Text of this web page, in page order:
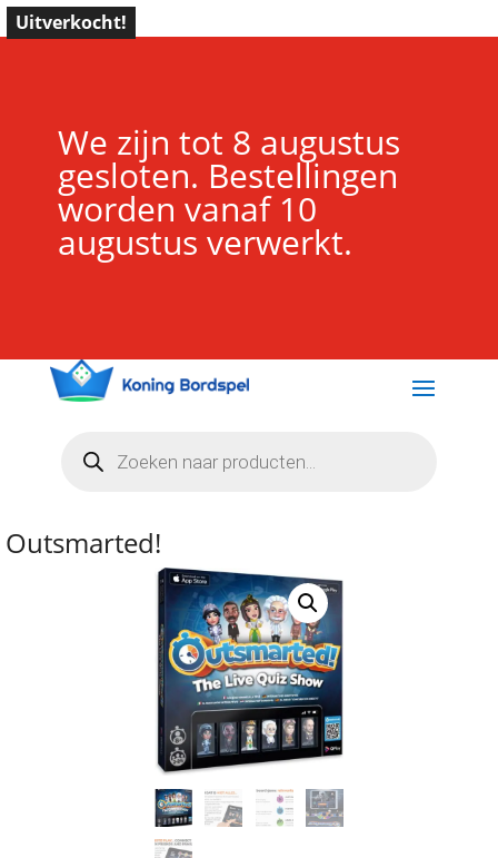
We zijn tot 8 augustus
gesloten. Bestellingen
worden vanaf 10
augustus verwerkt.
zoeken
Uitverkocht!
Outsmarted!